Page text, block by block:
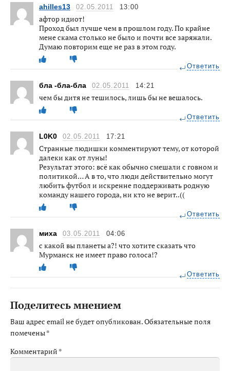
ahilles13 02.05.2011 13:00
афтор идиот!
Проход был лучше чем в прошлом году. По крайне
мене скама столько не было и почти все заряжали.
Думаю повторим еще не раз в этом году.
Ответить
бла -бла-бла 02.05.2011 14:21
чем бы дитя не тешилось, лишь бы не вешалось.
Ответить
L0K0 02.05.2011 17:21
Странные людишки комментируют тему, от которой
далеки как от луны!
Результат этого: всё как обычно смешали с говном и
политикой… А в то, что люди действительно могут
любить футбол и искренне поддерживать родную
команду нашего города, ни кто не верит..((
Ответить
миха 03.05.2011 04:06
с какой вы планеты а?! что хотите сказать что
Мурманск не имеет право голоса!?
Ответить
Поделитесь мнением
Ваш адрес email не будет опубликован.Обязательные поля
помечены*
Комментарий *